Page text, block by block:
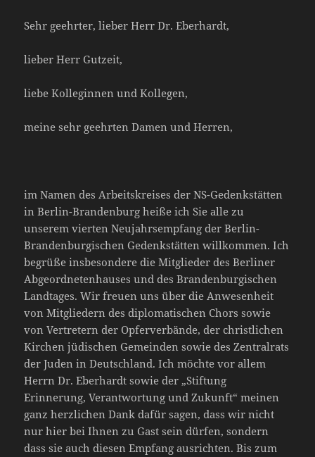
Sehr geehrter, lieber Herr Dr. Eberhardt,
lieber Herr Gutzeit,
liebe Kolleginnen und Kollegen,
meine sehr geehrten Damen und Herren,
im Namen des Arbeitskreises der NS-Gedenkstätten
in Berlin-Brandenburg heiße ich Sie alle zu
unserem vierten Neujahrsempfang der Berlin-
Brandenburgischen Gedenkstätten willkommen. Ich
begrüße insbesondere die Mitglieder des Berliner
Abgeordnetenhauses und des Brandenburgischen
Landtages. Wir freuen uns über die Anwesenheit
von Mitgliedern des diplomatischen Chors sowie
von Vertretern der Opferverbände, der christlichen
Kirchen jüdischen Gemeinden sowie des Zentralrats
der Juden in Deutschland. Ich möchte vor allem
Herrn Dr. Eberhardt sowie der „Stiftung
Erinnerung, Verantwortung und Zukunft“ meinen
ganz herzlichen Dank dafür sagen, dass wir nicht
nur hier bei Ihnen zu Gast sein dürfen, sondern
dass sie auch diesen Empfang ausrichten. Bis zum